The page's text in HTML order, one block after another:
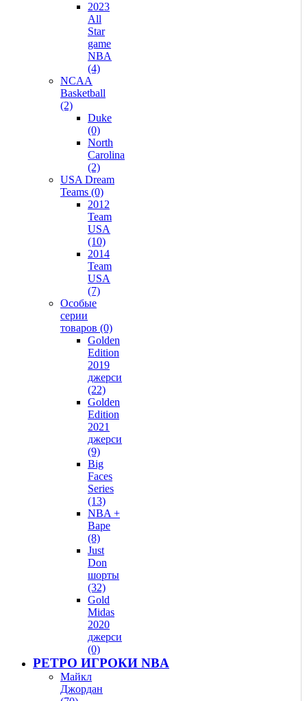
2023
All
Star
game
NBA
(4)
NCAA
Basketball
(2)
Duke
(0)
North
Carolina
(2)
USA Dream
Teams (0)
2012
Team
USA
(10)
2014
Team
USA
(7)
Особые
серии
товаров (0)
Golden
Edition
2019
джерси
(22)
Golden
Edition
2021
джерси
(9)
Big
Faces
Series
(13)
NBA +
Bape
(8)
Just
Don
шорты
(32)
Gold
Midas
2020
джерси
(0)
РЕТРО ИГРОКИ NBA
Майкл
Джордан